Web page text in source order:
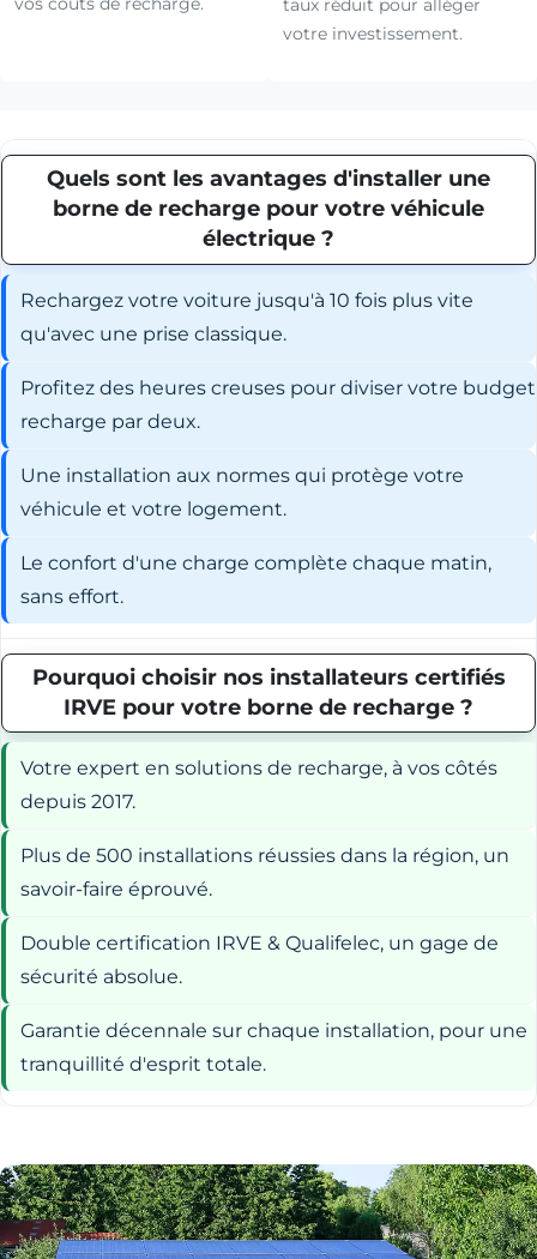
taux réduit pour alléger
votre investissement.
Quels sont les avantages d'installer une
borne de recharge pour votre véhicule
électrique ?
Rechargez votre voiture jusqu'à 10 fois plus vite
qu'avec une prise classique.
Profitez des heures creuses pour diviser votre budget
recharge par deux.
Une installation aux normes qui protège votre
véhicule et votre logement.
Le confort d'une charge complète chaque matin,
sans effort.
Pourquoi choisir nos installateurs certifiés
IRVE pour votre borne de recharge ?
Votre expert en solutions de recharge, à vos côtés
depuis 2017.
Plus de 500 installations réussies dans la région, un
savoir-faire éprouvé.
Double certification IRVE & Qualifelec, un gage de
sécurité absolue.
Garantie décennale sur chaque installation, pour une
tranquillité d'esprit totale.